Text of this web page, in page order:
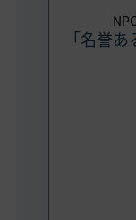
「名誉